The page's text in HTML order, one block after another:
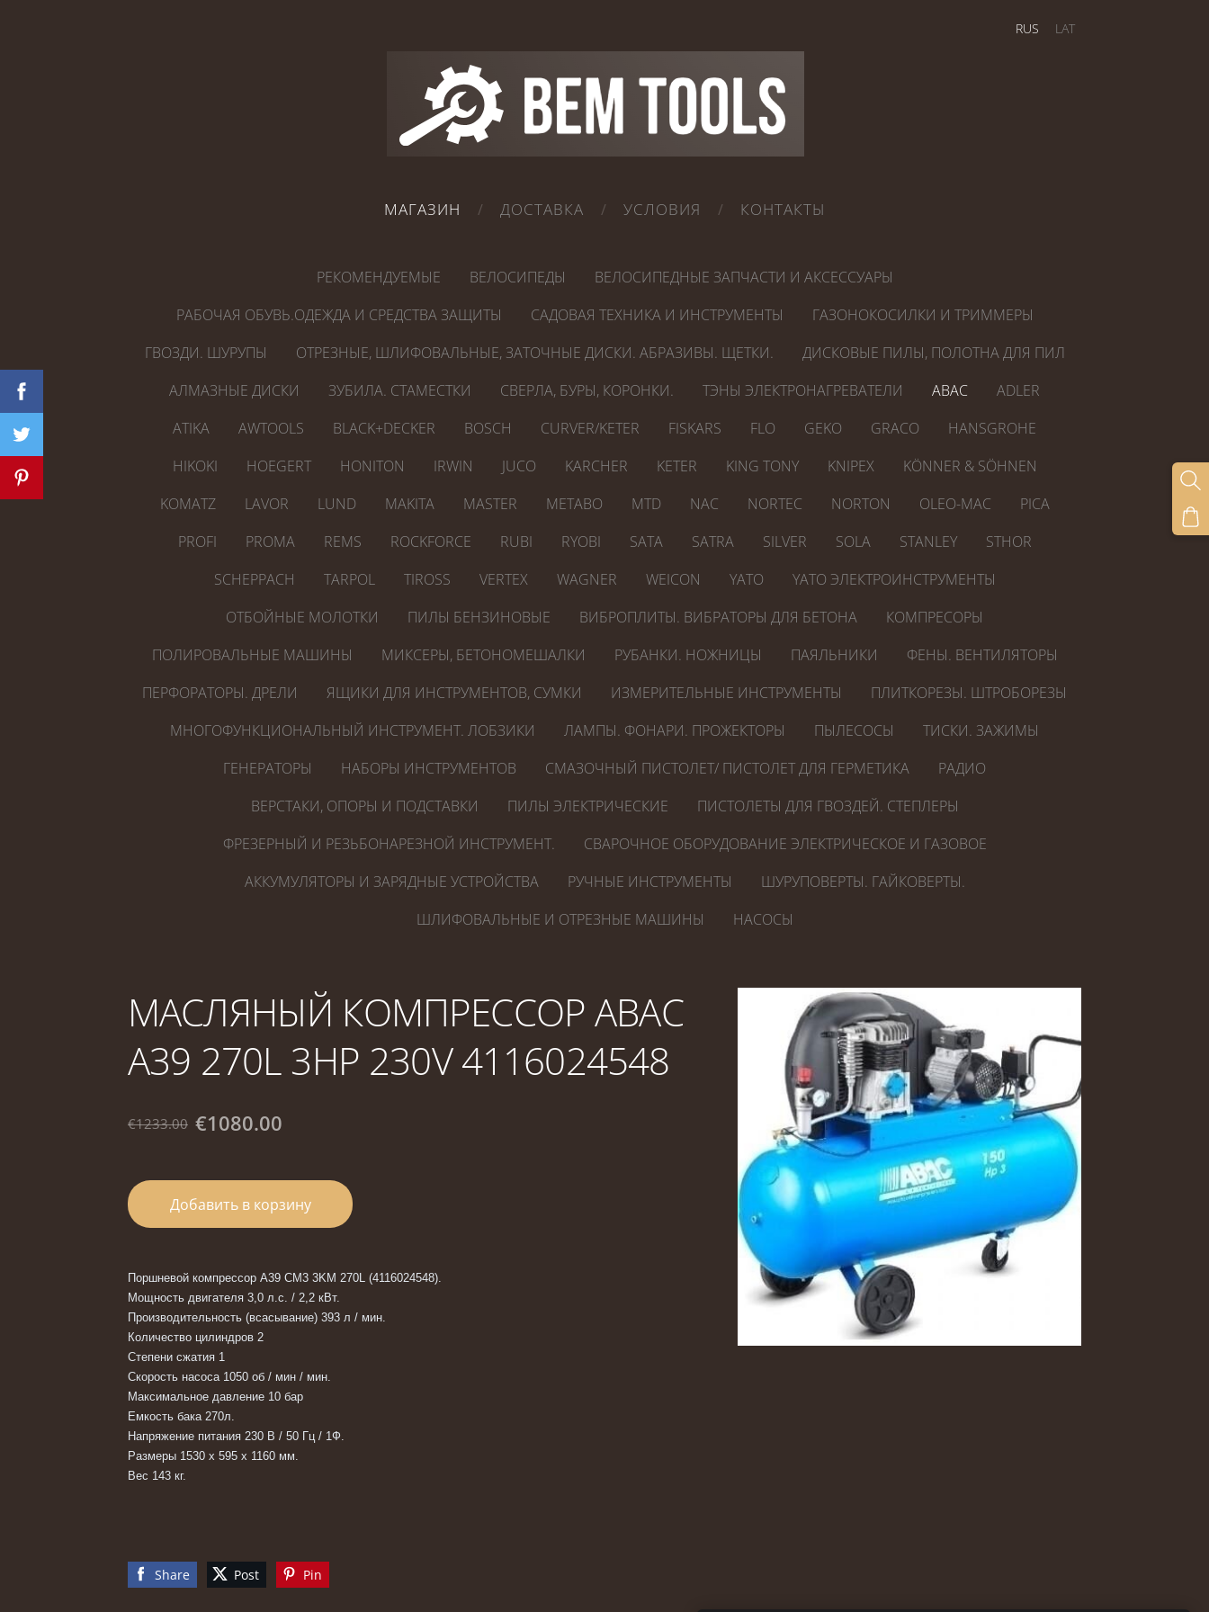
МАГАЗИН ДОСТАВКА УСЛОВИЯ КОНТАКТЫ
RUS LAT
РЕКОМЕНДУЕМЫЕ ВЕЛОСИПЕДЫ
ВЕЛОСИПЕДНЫЕ ЗАПЧАСТИ И АКСЕССУАРЫ
РАБОЧАЯ ОБУВЬ.ОДЕЖДА И СРЕДСТВА ЗАЩИТЫ
САДОВАЯ ТЕХНИКА И ИНСТРУМЕНТЫ
ГАЗОНОКОСИЛКИ И ТРИММЕРЫ
ГВОЗДИ. ШУРУПЫ
ОТРЕЗНЫЕ, ШЛИФОВАЛЬНЫЕ, ЗАТОЧНЫЕ ДИСКИ. АБРАЗИВЫ. ЩЕТКИ.
ДИСКОВЫЕ ПИЛЫ, ПОЛОТНА ДЛЯ ПИЛ
АЛМАЗНЫЕ ДИСКИ
ЗУБИЛА. СТАМЕСТКИ СВЕРЛА, БУРЫ, КОРОНКИ. ТЭНЫ ЭЛЕКТРОНАГРЕВАТЕЛИ ABAC
ADLER
ATIKA
AWTOOLS BLACK+DECKER BOSCH CURVER/KETER FISKARS FLO GEKO GRACO
HANSGROHE
HIKOKI
HOEGERT HONITON IRWIN JUCO KARCHER KETER KING TONY KNIPEX
KÖNNER & SÖHNEN
KOMATZ
LAVOR LUND MAKITA MASTER METABO MTD NAC NORTEC NORTON OLEO-MAC
PICA
PROFI
PROMA REMS ROCKFORCE RUBI RYOBI SATA SATRA SILVER SOLA STANLEY
STHOR
SCHEPPACH
TARPOL TIROSS VERTEX WAGNER WEICON YATO
YATO ЭЛЕКТРОИНСТРУМЕНТЫ
ОТБОЙНЫЕ МОЛОТКИ
ПИЛЫ БЕНЗИНОВЫЕ ВИБРОПЛИТЫ. ВИБРАТОРЫ ДЛЯ БЕТОНА
КОМПРЕСОРЫ
ПОЛИРОВАЛЬНЫЕ МАШИНЫ
МИКСЕРЫ, БЕТОНОМЕШАЛКИ РУБАНКИ. НОЖНИЦЫ ПАЯЛЬНИКИ
ФЕНЫ. ВЕНТИЛЯТОРЫ
ПЕРФОРАТОРЫ. ДРЕЛИ
ЯЩИКИ ДЛЯ ИНСТРУМЕНТОВ, СУМКИ ИЗМЕРИТЕЛЬНЫЕ ИНСТРУМЕНТЫ
ПЛИТКОРЕЗЫ. ШТРОБОРЕЗЫ
МНОГОФУНКЦИОНАЛЬНЫЙ ИНСТРУМЕНТ. ЛОБЗИКИ
ЛАМПЫ. ФОНАРИ. ПРОЖЕКТОРЫ ПЫЛЕСОСЫ
ТИСКИ. ЗАЖИМЫ
ГЕНЕРАТОРЫ
НАБОРЫ ИНСТРУМЕНТОВ СМАЗОЧНЫЙ ПИСТОЛЕТ/ ПИСТОЛЕТ ДЛЯ ГЕРМЕТИКА
РАДИО
ВЕРСТАКИ, ОПОРЫ И ПОДСТАВКИ
ПИЛЫ ЭЛЕКТРИЧЕСКИЕ
ПИСТОЛЕТЫ ДЛЯ ГВОЗДЕЙ. СТЕПЛЕРЫ
ФРЕЗЕРНЫЙ И РЕЗЬБОНАРЕЗНОЙ ИНСТРУМЕНТ.
СВАРОЧНОЕ ОБОРУДОВАНИЕ ЭЛЕКТРИЧЕСКОЕ И ГАЗОВОЕ
АККУМУЛЯТОРЫ И ЗАРЯДНЫЕ УСТРОЙСТВА
РУЧНЫЕ ИНСТРУМЕНТЫ
ШУРУПОВЕРТЫ. ГАЙКОВЕРТЫ.
ШЛИФОВАЛЬНЫЕ И ОТРЕЗНЫЕ МАШИНЫ
НАСОСЫ
МАСЛЯНЫЙ КОМПРЕССОР ABAC
A39 270L 3HP 230V 4116024548
€1233.00 €1080.00
Добавить в корзину
Поршневой компрессор A39 CM3 3KM 270L (4116024548).
Мощность двигателя 3,0 л.с. / 2,2 кВт.
Производительность (всасывание) 393 л / мин.
Количество цилиндров 2
Степени сжатия 1
Скорость насоса 1050 об / мин / мин.
Максимальное давление 10 бар
Емкость бака 270л.
Напряжение питания 230 В / 50 Гц / 1Ф.
Размеры 1530 х 595 х 1160 мм.
Вес 143 кг.
Share Post Pin